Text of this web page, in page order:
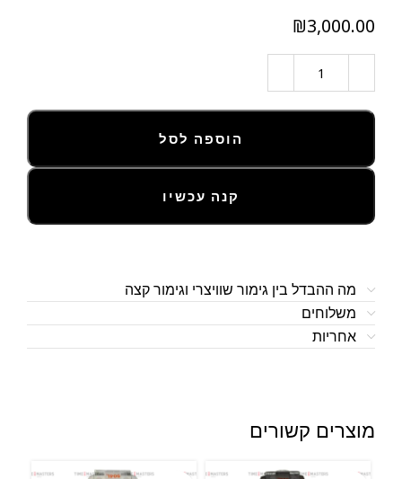
₪
הוספה לסל
קנה עכשיו
מה ההבדל בין גימור שוויצרי וגימור קצה
משלוחים
אחריות
מוצרים קשורים